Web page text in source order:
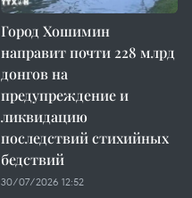
Город Хошимин
направит почти 228 млрд
донгов на
предупреждение и
ликвидацию
последствий стихийных
бедствий
30/07/2026 12:52